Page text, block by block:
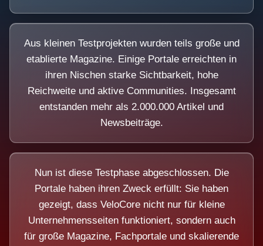
Aus kleinen Testprojekten wurden teils große und
etablierte Magazine. Einige Portale erreichten in
ihren Nischen starke Sichtbarkeit, hohe
Reichweite und aktive Communities. Insgesamt
entstanden mehr als 2.000.000 Artikel und
Newsbeiträge.
Nun ist diese Testphase abgeschlossen. Die
Portale haben ihren Zweck erfüllt: Sie haben
gezeigt, dass VeloCore nicht nur für kleine
Unternehmensseiten funktioniert, sondern auch
für große Magazine, Fachportale und skalierende